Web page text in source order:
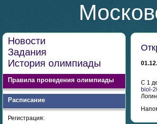
Новости
Задания
История олимпиады
Правила проведения олимпиады
Расписание
Регистрация:
С 1
biol-